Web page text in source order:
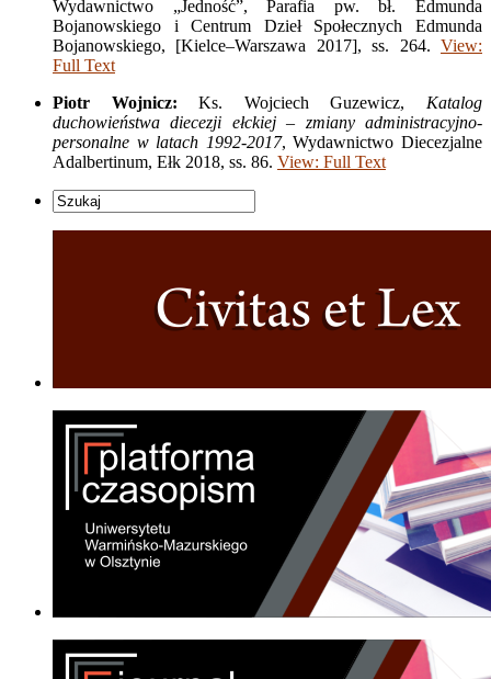
Wydawnictwo „Jedność”, Parafia pw. bł. Edmunda
Bojanowskiego i Centrum Dzieł Społecznych Edmunda
Bojanowskiego, [Kielce–Warszawa 2017], ss. 264. View:
Full Text
Piotr Wojnicz: Ks. Wojciech Guzewicz, Katalog
duchowieństwa diecezji ełckiej – zmiany administracyjno-
personalne w latach 1992-2017, Wydawnictwo Diecezjalne
Adalbertinum, Ełk 2018, ss. 86. View: Full Text